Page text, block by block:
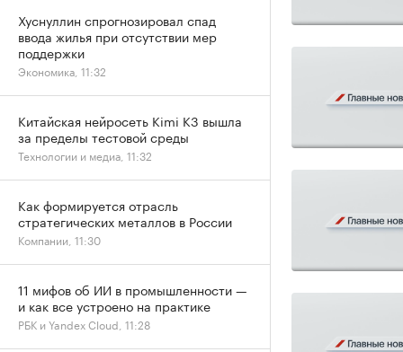
Хуснуллин спрогнозировал спад
ввода жилья при отсутствии мер
поддержки
Экономика, 11:32
Китайская нейросеть Kimi K3 вышла
за пределы тестовой среды
Технологии и медиа, 11:32
Как формируется отрасль
стратегических металлов в России
Компании, 11:30
11 мифов об ИИ в промышленности —
и как все устроено на практике
РБК и Yandex Cloud, 11:28